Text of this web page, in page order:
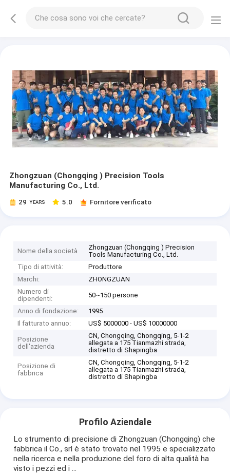
Zhongzuan (Chongqing ) Precision Tools
Manufacturing Co., Ltd.
29 YEARS 5.0 Fornitore verificato
Nome della società
Zhongzuan (Chongqing ) Precision
Tools Manufacturing Co., Ltd.
Tipo di attività:
Produttore
Marchi:
ZHONGZUAN
Numero di
dipendenti:
50~150 persone
Anno di fondazione:
1995
Il fatturato annuo:
US$ 5000000 - US$ 10000000
Posizione
dell'azienda
CN, Chongqing, Chongqing, 5-1-2
allegata a 175 Tianmazhi strada,
distretto di Shapingba
Posizione di
fabbrica
CN, Chongqing, Chongqing, 5-1-2
allegata a 175 Tianmazhi strada,
distretto di Shapingba
Profilo Aziendale
Lo strumento di precisione di Zhongzuan (Chongqing) che
fabbrica il Co., srl è stato trovato nel 1995 e specializzato
nella ricerca e nella produzione del foro di alta qualità ha
visto i pezzi ed i ...